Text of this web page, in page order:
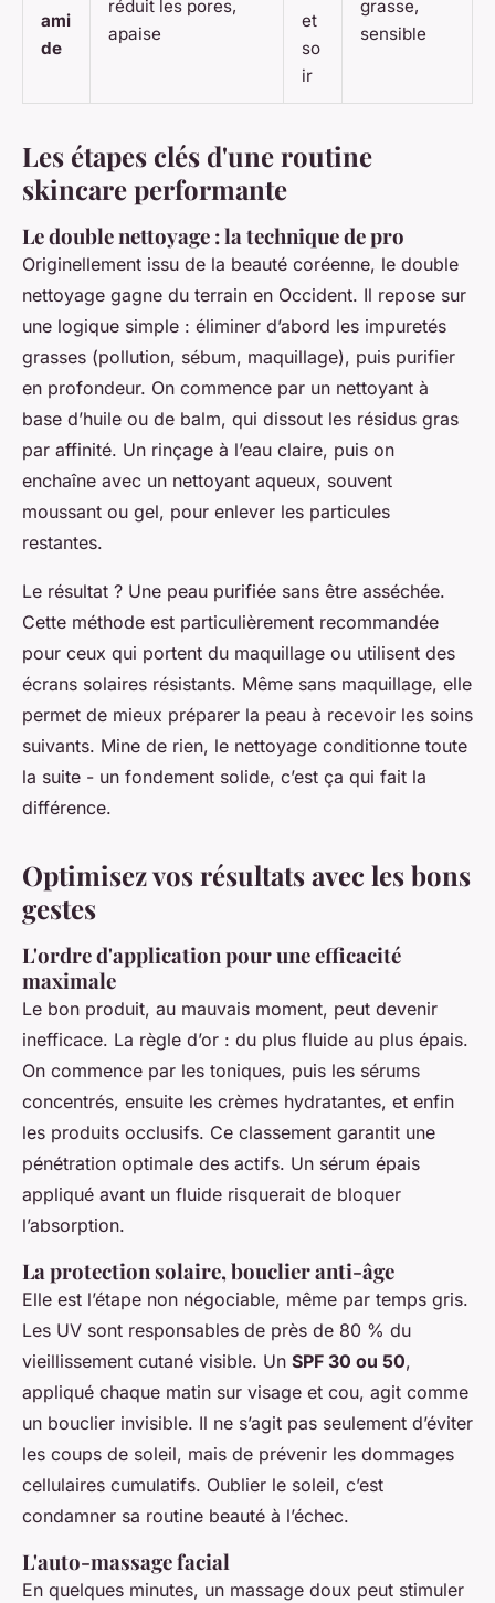
ami
de
réduit les pores,
apaise
et
so
ir
grasse,
sensible
Les étapes clés d'une routine
skincare performante
Le double nettoyage : la technique de pro
Originellement issu de la beauté coréenne, le double
nettoyage gagne du terrain en Occident. Il repose sur
une logique simple : éliminer d’abord les impuretés
grasses (pollution, sébum, maquillage), puis purifier
en profondeur. On commence par un nettoyant à
base d’huile ou de balm, qui dissout les résidus gras
par affinité. Un rinçage à l’eau claire, puis on
enchaîne avec un nettoyant aqueux, souvent
moussant ou gel, pour enlever les particules
restantes.
Le résultat ? Une peau purifiée sans être asséchée.
Cette méthode est particulièrement recommandée
pour ceux qui portent du maquillage ou utilisent des
écrans solaires résistants. Même sans maquillage, elle
permet de mieux préparer la peau à recevoir les soins
suivants. Mine de rien, le nettoyage conditionne toute
la suite - un fondement solide, c’est ça qui fait la
différence.
Optimisez vos résultats avec les bons
gestes
L'ordre d'application pour une efficacité
maximale
Le bon produit, au mauvais moment, peut devenir
inefficace. La règle d’or : du plus fluide au plus épais.
On commence par les toniques, puis les sérums
concentrés, ensuite les crèmes hydratantes, et enfin
les produits occlusifs. Ce classement garantit une
pénétration optimale des actifs. Un sérum épais
appliqué avant un fluide risquerait de bloquer
l’absorption.
La protection solaire, bouclier anti-âge
Elle est l’étape non négociable, même par temps gris.
Les UV sont responsables de près de 80 % du
vieillissement cutané visible. Un SPF 30 ou 50,
appliqué chaque matin sur visage et cou, agit comme
un bouclier invisible. Il ne s’agit pas seulement d’éviter
les coups de soleil, mais de prévenir les dommages
cellulaires cumulatifs. Oublier le soleil, c’est
condamner sa routine beauté à l’échec.
L'auto-massage facial
En quelques minutes, un massage doux peut stimuler